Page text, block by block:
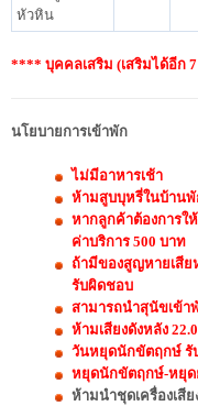
หัวหิน
**** บุคคลเสริม (เสริมได้อีก
นโยบายการเข้าพัก
ไม่มีอาหารเช้า
ห้ามสูบบุหรี่ในบ้าน
หากลูกค้าต้องการใ
ค่าบริการ 500 บาท
ถ้ามีของสูญหายเสีย
รับผิดชอบ
สามารถนำสุนัขเข้า
ห้ามเสียงดังหลัง
วันหยุดนักขัตฤกษ์ รั
หยุดนักขัตฤกษ์-หยุด
ห้ามนำชุดเครื่องเสี